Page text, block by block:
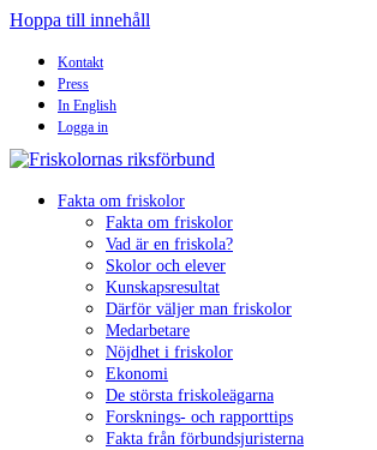
Hoppa till innehåll
Kontakt
Press
In English
Logga in
Fakta om friskolor
Fakta om friskolor
Vad är en friskola?
Skolor och elever
Kunskapsresultat
Därför väljer man friskolor
Medarbetare
Nöjdhet i friskolor
Ekonomi
De största friskoleägarna
Forsknings- och rapporttips
Fakta från förbundsjuristerna